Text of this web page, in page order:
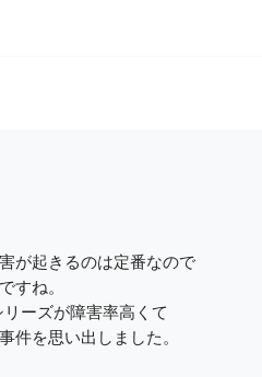
が起きるのは定番なので
すね。
ーズが障害率高くて
件を思い出しました。